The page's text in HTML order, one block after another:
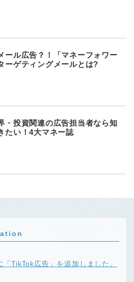
ール広告？！「マネーフォワー
ーゲティングメールとは?
・投資関連の広告担当者なら知
たい！4大マネー誌
「TikTok広告」を追加しました。